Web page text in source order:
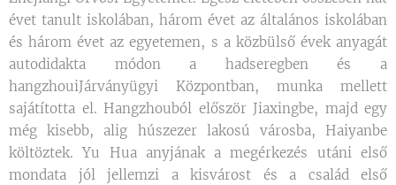
évet tanult iskolában, három évet az általános iskolában
és három évet az egyetemen, s a közbülső évek anyagát
autodidakta módon a hadseregben és a
hangzhouiJárványügyi Központban, munka mellett
sajátította el. Hangzhouból először Jiaxingbe, majd egy
még kisebb, alig húszezer lakosú városba, Haiyanbe
költöztek. Yu Hua anyjának a megérkezés utáni első
mondata jól jellemzi a kisvárost és a család első